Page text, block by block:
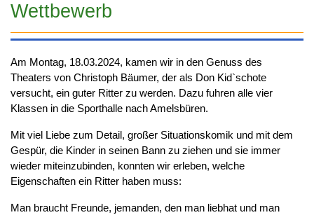
Wettbewerb
Am Montag, 18.03.2024, kamen wir in den Genuss des
Theaters von Christoph Bäumer, der als Don Kid`schote
versucht, ein guter Ritter zu werden. Dazu fuhren alle vier
Klassen in die Sporthalle nach Amelsbüren.
Mit viel Liebe zum Detail, großer Situationskomik und mit dem
Gespür, die Kinder in seinen Bann zu ziehen und sie immer
wieder miteinzubinden, konnten wir erleben, welche
Eigenschaften ein Ritter haben muss:
Man braucht Freunde, jemanden, den man liebhat und man